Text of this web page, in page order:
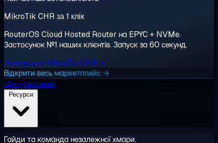
MikroTik CHR за 1 клік
RouterOS Cloud Hosted Router на EPYC + NVMe.
Застосунок №1 наших клієнтів. Запуск за 60 секунд.
Розгорнути MikroTik CHR →
Відкрити весь маркетплейс →
Ціноутворення
Гайди та команда незалежної хмари.